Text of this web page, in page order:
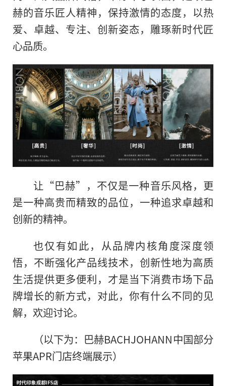
赫的音乐匠人精神，保持激情的态度，以热
爱、卓越、专注、创新姿态，雕琢新时代匠
心品质。
让“巴赫”，不仅是一种音乐风格，更
是一种高贵而精致的品位，一种追求卓越和
创新的精神。
也仅有如此，从品牌内核角度深度领
悟，不断强化产品线技术，创新性地为高质
生活提供更多便利，才是当下消费市场下品
牌增长的新方式，对此，你有什么不同的见
解，欢迎讨论。
（以下为：巴赫BACHJOHANN中国部分
苹果APR门店终端展示）